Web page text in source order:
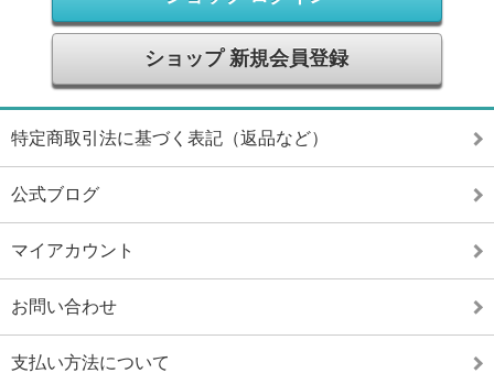
ショップ 新規会員登録
特定商取引法に基づく表記（返品など）
公式ブログ
マイアカウント
お問い合わせ
支払い方法について